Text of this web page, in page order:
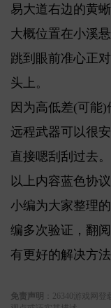
易大道右边的黄蜥
大概位置在小溪
跳到眼前准心正
头上。
因为高低差(可能)
远程武器可以很
直接嗯刮刮过去。
以上内容蓝色协
小编为大家整理
编多次验证，翻
有更好的解决方
免责声明
：26340游戏网